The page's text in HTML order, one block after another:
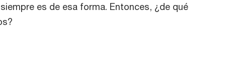
es de esa forma. Entonces, ¿de qué